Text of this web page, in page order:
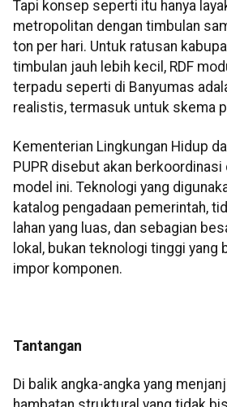
Tapi konsep seperti itu hanya
metropolitan dengan timbulan
ton per hari. Untuk ratusan
timbulan jauh lebih kecil, RDF
terpadu seperti di Banyumas
realistis, termasuk untuk skema
Kementerian Lingkungan Hidup
PUPR disebut akan
model ini. Teknologi yang
katalog pengadaan pemerintah,
lahan yang luas, dan sebagian
lokal, bukan teknologi tinggi yang
impor komponen.
Tantangan
Di balik angka-angka yang